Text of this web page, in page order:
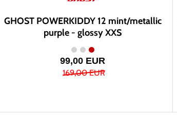
GHOST POWERKIDDY 12 mint/metallic
purple - glossy XXS
99,00 EUR
169,00 EUR